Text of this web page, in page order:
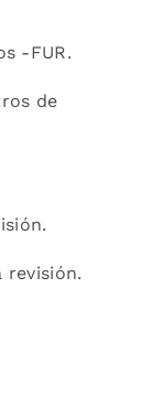
-FUR.
de
revisión.